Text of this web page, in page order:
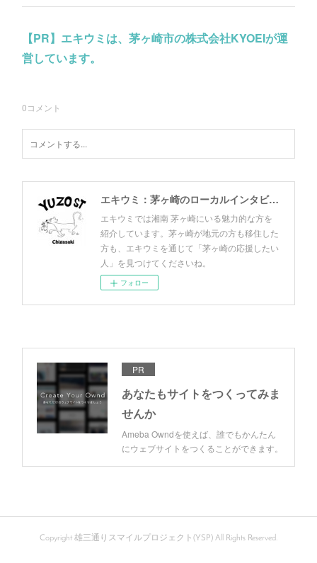
【PR】エキウミは、茅ヶ崎市の株式会社KYOEIが運
営しています。
0コメント
エキウミ：茅ヶ崎のローカルインタビューメディア
エキウミでは湘南 茅ヶ崎にいる魅力的な方を
紹介しています。茅ヶ崎が地元の方も移住した
方も、エキウミを通じて「茅ヶ崎の応援したい
人」を見つけてくださいね。
フォロー
PR
あなたもサイトをつくってみま
せんか
Ameba Owndを使えば、誰でもかんたん
にウェブサイトをつくることができます。
Copyright 雄三通りスマイルプロジェクト(YSP) All Rights Reserved.